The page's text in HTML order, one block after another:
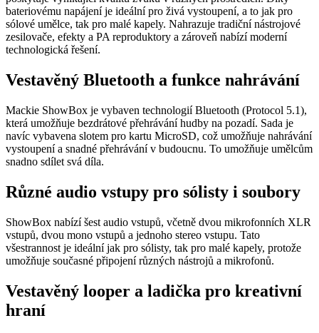
bateriovému napájení je ideální pro živá vystoupení, a to jak pro
sólové umělce, tak pro malé kapely. Nahrazuje tradiční nástrojové
zesilovače, efekty a PA reproduktory a zároveň nabízí moderní
technologická řešení.
Vestavěný Bluetooth a funkce nahrávání
Mackie ShowBox je vybaven technologií Bluetooth (Protocol 5.1),
která umožňuje bezdrátové přehrávání hudby na pozadí. Sada je
navíc vybavena slotem pro kartu MicroSD, což umožňuje nahrávání
vystoupení a snadné přehrávání v budoucnu. To umožňuje umělcům
snadno sdílet svá díla.
Různé audio vstupy pro sólisty i soubory
ShowBox nabízí šest audio vstupů, včetně dvou mikrofonních XLR
vstupů, dvou mono vstupů a jednoho stereo vstupu. Tato
všestrannost je ideální jak pro sólisty, tak pro malé kapely, protože
umožňuje současné připojení různých nástrojů a mikrofonů.
Vestavěný looper a ladička pro kreativní
hraní